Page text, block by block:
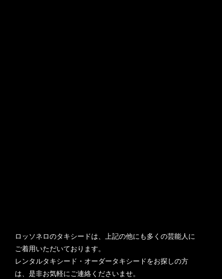
ロッソネロのタキシードは、上記の他にも多くの芸能人に
ご着用いただいております。
レンタルタキシード・オーダータキシードをお探しの方
は、是非お気軽にご連絡くださいませ。